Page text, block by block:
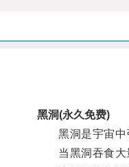
黑洞(永久免费)
黑洞是宇宙中引
当黑洞吞食大量